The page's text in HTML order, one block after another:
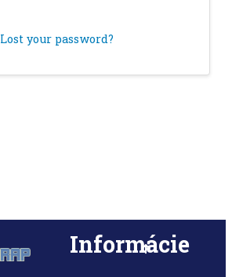
Lost your password?
Informácie